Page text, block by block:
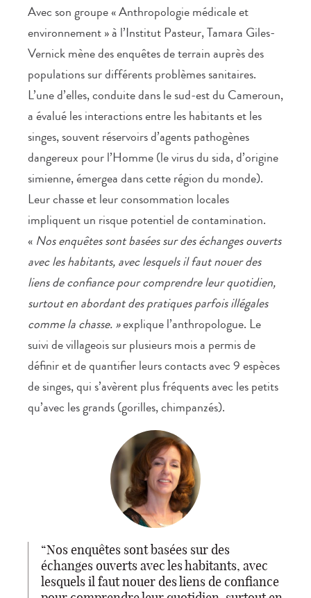
Avec son groupe « Anthropologie médicale et
environnement » à l’Institut Pasteur, Tamara Giles-
Vernick mène des enquêtes de terrain auprès des
populations sur différents problèmes sanitaires.
L’une d’elles, conduite dans le sud-est du Cameroun,
a évalué les interactions entre les habitants et les
singes, souvent réservoirs d’agents pathogènes
dangereux pour l’Homme (le virus du sida, d’origine
simienne, émergea dans cette région du monde).
Leur chasse et leur consommation locales
impliquent un risque potentiel de contamination.
« Nos enquêtes sont basées sur des échanges ouverts
avec les habitants, avec lesquels il faut nouer des
liens de confiance pour comprendre leur quotidien,
surtout en abordant des pratiques parfois illégales
comme la chasse. »explique l’anthropologue. Le
suivi de villageois sur plusieurs mois a permis de
définir et de quantifier leurs contacts avec 9 espèces
de singes, qui s’avèrent plus fréquents avec les petits
qu’avec les grands (gorilles, chimpanzés).
Nos enquêtes sont basées sur des
échanges ouverts avec les habitants, avec
lesquels il faut nouer des liens de confiance